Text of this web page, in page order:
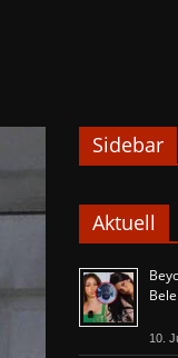
Sidebar
Aktuell
10.